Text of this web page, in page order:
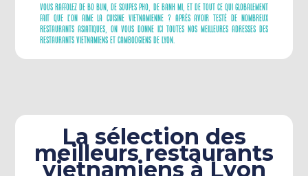
Vous Raffolez De Bo Bun, De Soupes Pho, De Banh Mi, Et De Tout Ce Qui Globalement
Fait Que L’on Aime La Cuisine Vietnamienne ? Après Avoir Testé De Nombreux
Restaurants Asiatiques, On Vous Donne Ici Toutes Nos Meilleures Adresses Des
Restaurants Vietnamiens Et Cambodgiens De Lyon.
La sélection des
meilleurs restaurants
vietnamiens à Lyon